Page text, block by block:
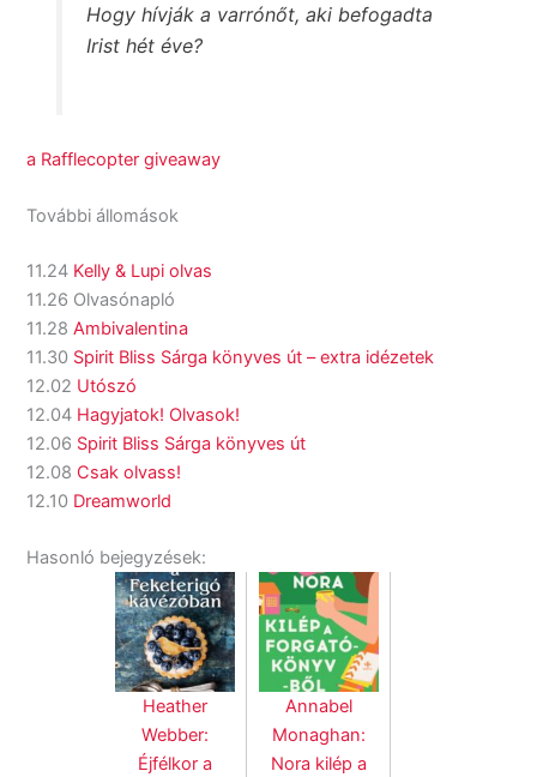
Hogy hívják a varrónőt, aki befogadta
Irist hét éve?
a Rafflecopter giveaway
További állomások
11.24 Kelly & Lupi olvas
11.26 Olvasónapló
11.28Ambivalentina
11.30 Spirit Bliss Sárga könyves út – extra idézetek
12.02 Utószó
12.04 Hagyjatok! Olvasok!
12.06 Spirit Bliss Sárga könyves út
12.08 Csak olvass!
12.10 Dreamworld
Hasonló bejegyzések:
Heather
Webber:
Éjfélkor ​a
Annabel
Monaghan:
Nora kilép a